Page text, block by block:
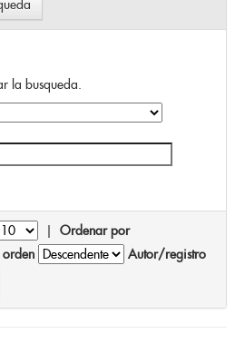
la busqueda.
| Ordenar por
orden
Autor/registro